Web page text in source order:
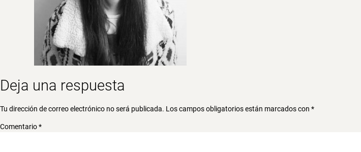
Deja una respuesta
Tu dirección de correo electrónico no será publicada. Los campos obligatorios están marcados con *
Comentario*